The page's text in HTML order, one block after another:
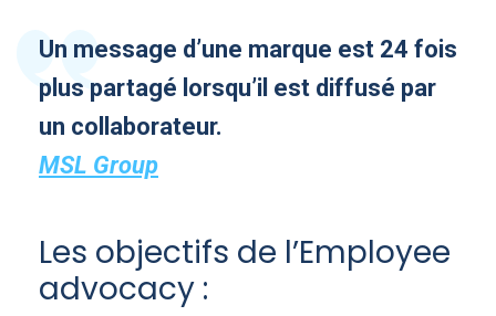
Un message d’une marque est 24 fois
plus partagé lorsqu’il est diffusé par
un collaborateur.
MSL Group
Les objectifs de l’Employee
advocacy :